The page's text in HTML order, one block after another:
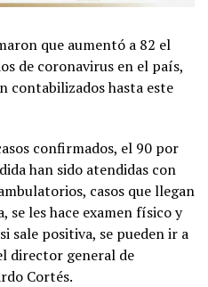
que aumentó a 82 el
de coronavirus en el país,
contabilizados hasta este
confirmados, el 90 por
han sido atendidas con
casos que llegan
les hace examen físico y
sale positiva, se pueden ir a
director general de
Cortés.